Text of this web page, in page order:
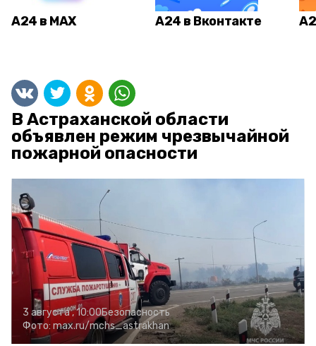
А24 в MAX А24 в Вконтакте
В Астраханской области
объявлен режим чрезвычайной
пожарной опасности
3 августа , 10:00Безопасность
Фото: max.ru/mchs_astrakhan